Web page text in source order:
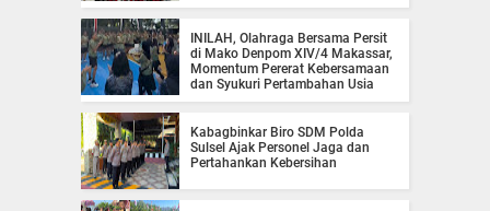
INILAH, Olahraga Bersama Persit
di Mako Denpom XIV/4 Makassar,
Momentum Pererat Kebersamaan
dan Syukuri Pertambahan Usia
Kabagbinkar Biro SDM Polda
Sulsel Ajak Personel Jaga dan
Pertahankan Kebersihan